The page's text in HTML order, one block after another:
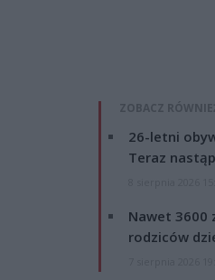
ZOBACZ
26-letni
Teraz
Nawet 3600
rodziców